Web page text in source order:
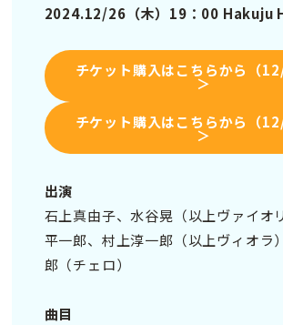
2024.12/26（木）19：00 Hakuju
チケット購入はこちらから（
＞
チケット購入はこちらから（
＞
出演
石上真由子、水谷晃（以上ヴァイオ
平一郎、村上淳一郎（以上ヴィオラ
郎（チェロ）
曲目